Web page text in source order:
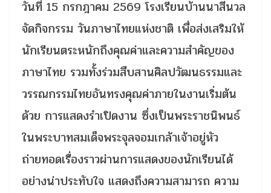
วันที่ 15 กรกฎาคม 2569 โรงเรียนบ้านนาสีนวล
จัดกิจกรรม วันภาษาไทยแห่งชาติ เพื่อส่งเสริมให้
นักเรียนตระหนักถึงคุณค่าและความสำคัญของ
ภาษาไทย รวมทั้งร่วมสืบสานศิลปวัฒนธรรมและ
วรรณกรรมไทยอันทรงคุณค่าภายในงานเริ่มต้น
ด้วย การแสดงรำเปิดงาน ซึ่งเป็นพระราชนิพนธ์
ในพระบาทสมเด็จพระจุลจอมเกล้าเจ้าอยู่หัว
ถ่ายทอดเรื่องราวผ่านการแสดงของนักเรียนได้
อย่างน่าประทับใจ แสดงถึงความสามารถ ความ